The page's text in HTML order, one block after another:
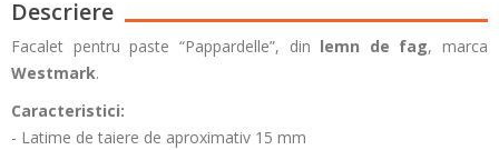
Descriere
Facalet pentru paste “Pappardelle”, din lemn de fag, marca
Westmark.
Caracteristici:
- Latime de taiere de aproximativ 15 mm